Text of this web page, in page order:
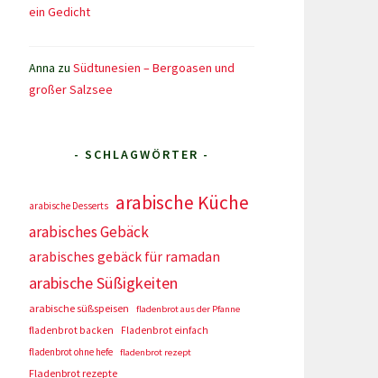
ein Gedicht
Anna zu Südtunesien – Bergoasen und
großer Salzsee
- SCHLAGWÖRTER -
arabische Desserts arabische Küche
arabisches Gebäck
arabisches gebäck für ramadan
arabische Süßigkeiten
arabische süßspeisen fladenbrot aus der Pfanne
fladenbrot backen
Fladenbrot einfach
fladenbrot ohne hefe
fladenbrot rezept
Fladenbrot rezepte